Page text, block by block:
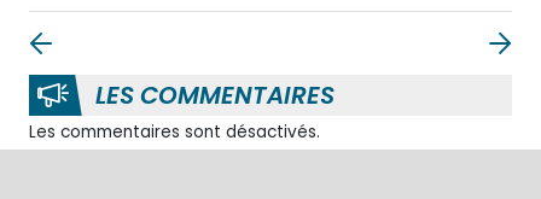
LES COMMENTAIRES
Les commentaires sont désactivés.